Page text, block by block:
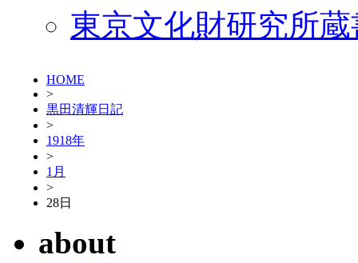
東京文化財研究所
HOME
>
黒田清輝日記
>
1918年
>
1月
>
28日
about